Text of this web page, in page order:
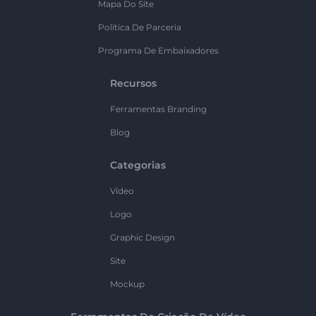
Mapa Do Site
Política De Parceria
Programa De Embaixadores
Recursos
Ferramentas Branding
Blog
Categorias
Vídeo
Logo
Graphic Design
Site
Mockup